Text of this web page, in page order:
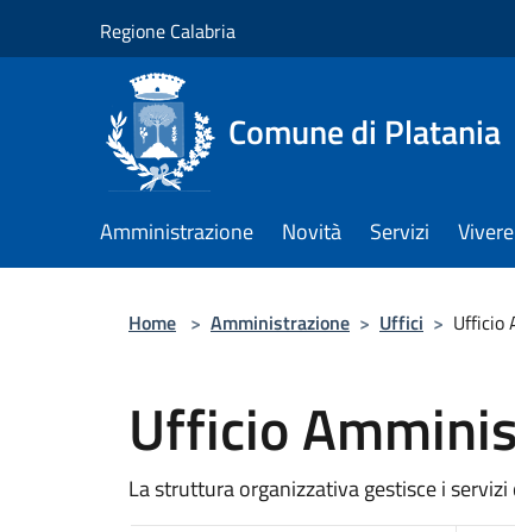
Regione Calabria
Comune di Platania
Amministrazione Novità Servizi
Home > Amministrazione > Uffici > Ufficio
Ufficio
La struttura organizzativa gestisce i